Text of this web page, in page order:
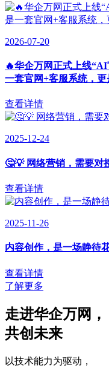
2026-07-20
🔥华企万网正式上线
一套官网+客服系统，
查看详情
2025-12-24
🤔💡 网络营销，需要对
查看详情
2025-11-26
内容创作，是一场静待
查看详情
了解更多
走进华企万网 ，
共创未来
以技术能力为驱动 ，